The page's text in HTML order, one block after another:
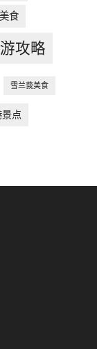
食
攻略
雪兰莪美食
点